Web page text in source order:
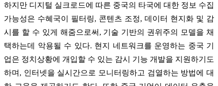
하지만 디지털 실크로드에 따른 중국의 타국에 대한 정보 수집
가능성은 수혜국이 필터링, 콘텐츠 조정, 데이터 현지화 및 감
시를 할 수 있게 해줌으로써, 기술 기반의 권위주의 모델을 채
택하는데 악용될 수 있다. 현지 네트워크를 운영하는 중국 기
업은 정치상황에 개입할 수 있는 감시 기능 개발을 지원하기도
하며, 인터넷을 실시간으로 모니터링하고 검열하는 방법에 대